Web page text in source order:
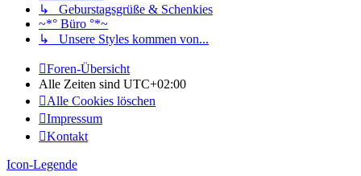
↳ Geburstagsgrüße & Schenkies
~*° Büro °*~
↳ Unsere Styles kommen von...
Foren-Übersicht
Alle Zeiten sind UTC+02:00
Alle Cookies löschen
Impressum
Kontakt
Icon-Legende